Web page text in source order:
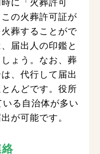
の火葬許可証が
葬することがで
届出人の印鑑と
ょう。なお、葬
、代行して届出
んどです。役所
る自治体が多い
が可能です。